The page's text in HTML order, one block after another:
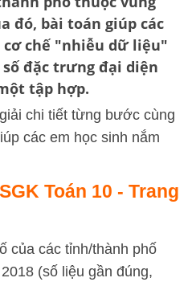
đó, bài toán giúp các
cơ chế "nhiễu dữ liệu"
đặc trưng đại diện
tập hợp.
chi tiết từng bước cùng
các em học sinh nắm
Toán 10 - Trang
của các tỉnh/thành phố
(số liệu gần đúng,